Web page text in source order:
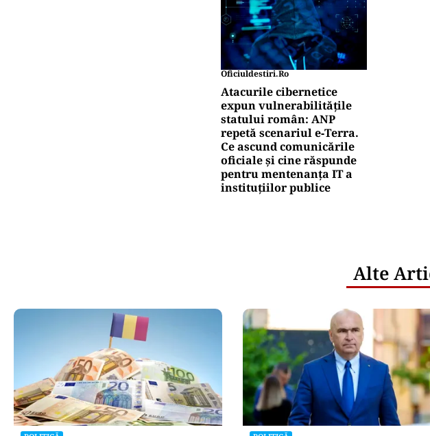
Oficiuldestiri.ro
Atacurile cibernetice
expun vulnerabilitățile
statului român: ANP
repetă scenariul e‑Terra.
Ce ascund comunicările
oficiale și cine răspunde
pentru mentenanța IT a
instituțiilor publice
Alte